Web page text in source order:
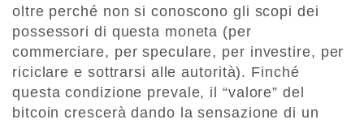
oltre perché non si conoscono gli scopi dei
possessori di questa moneta (per
commerciare, per speculare, per investire, per
riciclare e sottrarsi alle autorità). Finché
questa condizione prevale, il “valore” del
bitcoin crescerà dando la sensazione di un